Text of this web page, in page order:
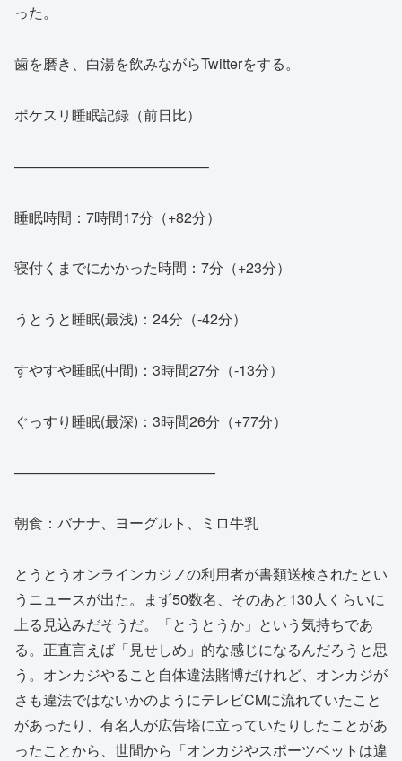
った。
歯を磨き、白湯を飲みながらTwitterをする。
ポケスリ睡眠記録（前日比）
—————————————–
睡眠時間：7時間17分（+82分）
寝付くまでにかかった時間：7分（+23分）
うとうと睡眠(最浅)：24分（-42分）
すやすや睡眠(中間)：3時間27分（-13分）
ぐっすり睡眠(最深)：3時間26分（+77分）
——————————————
朝食：バナナ、ヨーグルト、ミロ牛乳
とうとうオンラインカジノの利用者が書類送検されたとい
うニュースが出た。まず50数名、そのあと130人くらいに
上る見込みだそうだ。「とうとうか」という気持ちであ
る。正直言えば「見せしめ」的な感じになるんだろうと思
う。オンカジやること自体違法賭博だけれど、オンカジが
さも違法ではないかのようにテレビCMに流れていたこと
があったり、有名人が広告塔に立っていたりしたことがあ
ったことから、世間から「オンカジやスポーツベットは違